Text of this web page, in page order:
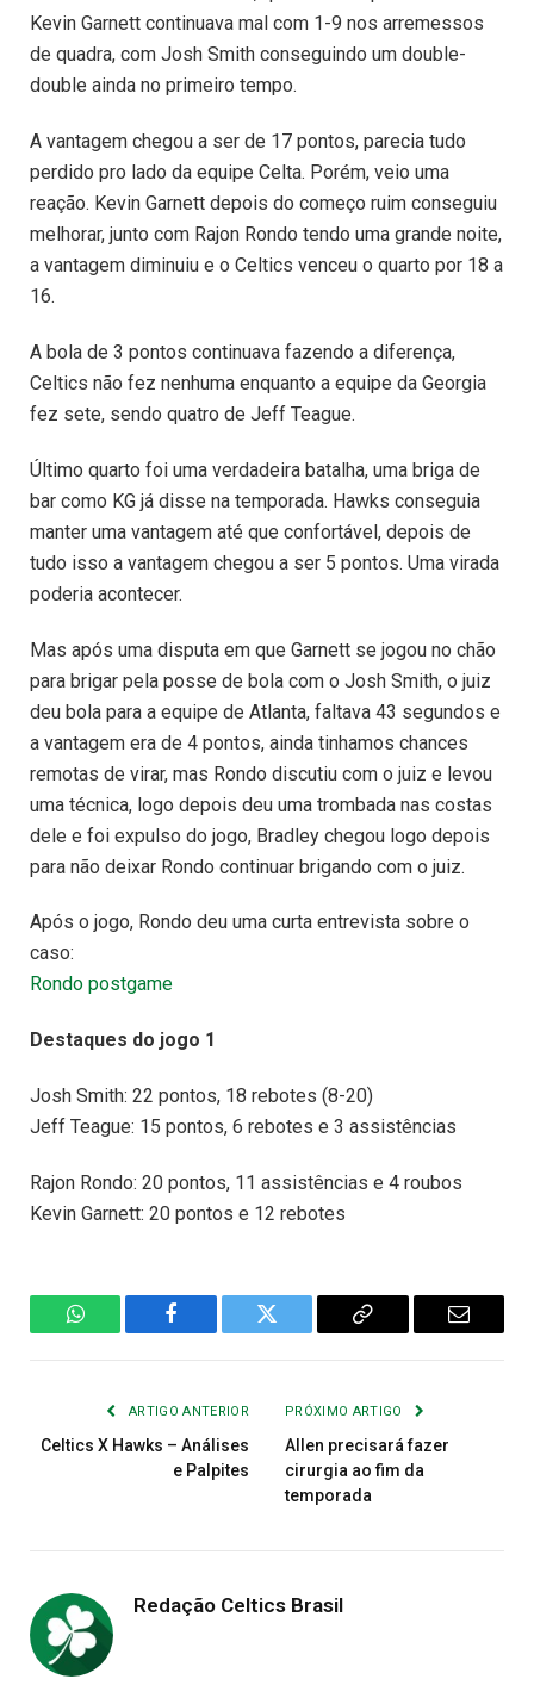
Kevin Garnett continuava mal com 1-9 nos arremessos
de quadra, com Josh Smith conseguindo um double-
double ainda no primeiro tempo.
A vantagem chegou a ser de 17 pontos, parecia tudo
perdido pro lado da equipe Celta. Porém, veio uma
reação. Kevin Garnett depois do começo ruim conseguiu
melhorar, junto com Rajon Rondo tendo uma grande noite,
a vantagem diminuiu e o Celtics venceu o quarto por 18 a
16.
A bola de 3 pontos continuava fazendo a diferença,
Celtics não fez nenhuma enquanto a equipe da Georgia
fez sete, sendo quatro de Jeff Teague.
Último quarto foi uma verdadeira batalha, uma briga de
bar como KG já disse na temporada. Hawks conseguia
manter uma vantagem até que confortável, depois de
tudo isso a vantagem chegou a ser 5 pontos. Uma virada
poderia acontecer.
Mas após uma disputa em que Garnett se jogou no chão
para brigar pela posse de bola com o Josh Smith, o juiz
deu bola para a equipe de Atlanta, faltava 43 segundos e
a vantagem era de 4 pontos, ainda tinhamos chances
remotas de virar, mas Rondo discutiu com o juiz e levou
uma técnica, logo depois deu uma trombada nas costas
dele e foi expulso do jogo, Bradley chegou logo depois
para não deixar Rondo continuar brigando com o juiz.
Após o jogo, Rondo deu uma curta entrevista sobre o
caso:
Rondo postgame
Destaques do jogo 1
Josh Smith: 22 pontos, 18 rebotes (8-20)
Jeff Teague: 15 pontos, 6 rebotes e 3 assistências
Rajon Rondo: 20 pontos, 11 assistências e 4 roubos
Kevin Garnett: 20 pontos e 12 rebotes
WhatsAppFacebook Twitter
Copiar
E-
ARTIGO ANTERIOR
Celtics X Hawks – Análises
e Palpites
PRÓXIMO ARTIGO
Allen precisará fazer
cirurgia ao fim da
temporada
Redação Celtics Brasil